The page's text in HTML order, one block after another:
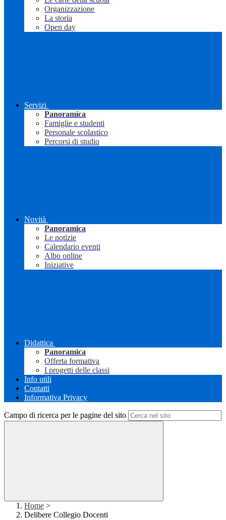
Organizzazione
La storia
Open day
Servizi
Panoramica
Famiglie e studenti
Personale scolastico
Percorsi di studio
Novità
Panoramica
Le notizie
Calendario eventi
Albo online
Iniziative
Didattica
Panoramica
Offerta formativa
I progetti delle classi
Info utili
Contatti
Informativa Privacy
Campo di ricerca per le pagine del sito
Home >
Delibere Collegio Docenti